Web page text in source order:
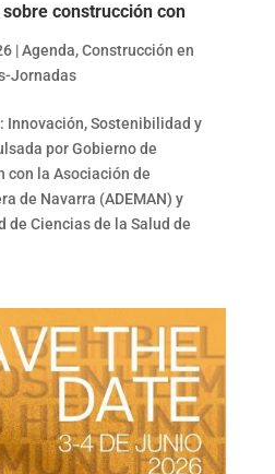
construcción con
|Agenda,Construcción en
Jornadas
Innovación, Sostenibilidad y
por Gobierno de
con la Asociación de
de Navarra (ADEMAN) y
de Ciencias de la Salud de